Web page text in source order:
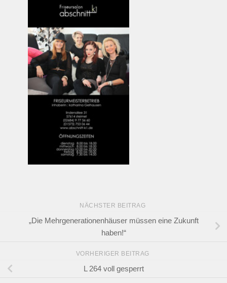
NÄCHSTER BEITRAG
„Die Mehrgenerationenhäuser müssen eine Zukunft
haben!“
VORHERIGER BEITRAG
L 264 voll gesperrt